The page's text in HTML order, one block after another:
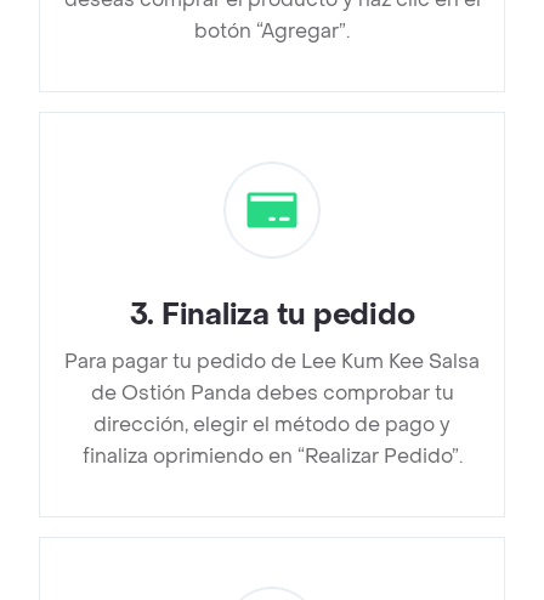
botón “Agregar”.
3. Finaliza tu pedido
Para pagar tu pedido de Lee Kum Kee Salsa
de Ostión Panda debes comprobar tu
dirección, elegir el método de pago y
finaliza oprimiendo en “Realizar Pedido”.